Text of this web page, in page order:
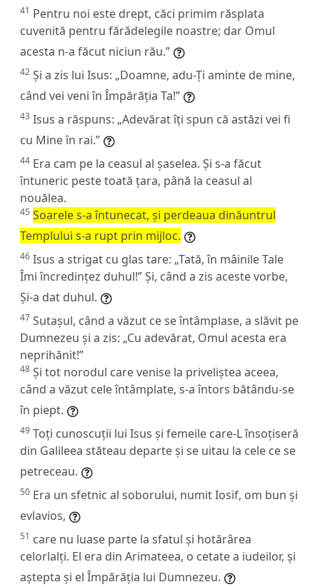
41 Pentru noi este drept, căci primim răsplata
cuvenită pentru fărădelegile noastre; dar Omul
acesta n-a făcut niciun rău.”
42 Și a zis lui Isus: „Doamne, adu-Ți aminte de mine,
când vei veni în Împărăția Ta!”
43 Isus a răspuns: „Adevărat îți spun că astăzi vei fi
cu Mine în rai.”
44 Era cam pe la ceasul al șaselea. Și s-a făcut
întuneric peste toată țara, până la ceasul al
nouălea.
45 Soarele s-a întunecat, și perdeaua dinăuntrul
Templului s-a rupt prin mijloc.
46 Isus a strigat cu glas tare: „Tată, în mâinile Tale
Îmi încredințez duhul!”Și, când a zis aceste vorbe,
Și-a dat duhul.
47 Sutașul, când a văzut ce se întâmplase, a slăvit pe
Dumnezeu și a zis: „Cu adevărat, Omul acesta era
neprihănit!”
48 Și tot norodul care venise la priveliștea aceea,
când a văzut cele întâmplate, s-a întors bătându-se
în piept.
49 Toți cunoscuții lui Isus și femeile care-L însoțiseră
din Galileea stăteau departe și se uitau la cele ce se
petreceau.
50 Era un sfetnic al soborului, numit Iosif, om bun și
evlavios,
51 care nu luase parte la sfatul și hotărârea
celorlalți. El era din Arimateea, o cetate a iudeilor, și
aștepta și el Împărăția lui Dumnezeu.